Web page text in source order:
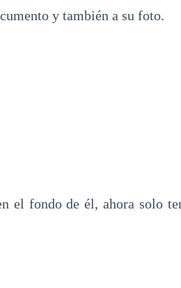
y también a su foto.
el fondo de él, ahora solo